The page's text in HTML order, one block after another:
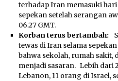
terhadap Iran memasuki hari
sepekan setelah serangan
06.27 GMT.
Korban terus bertambah:
tewas di Iran selama
bahwa sekolah, rumah
menjadi sasaran. Lebih dari
Lebanon, 11 orang di Israel,